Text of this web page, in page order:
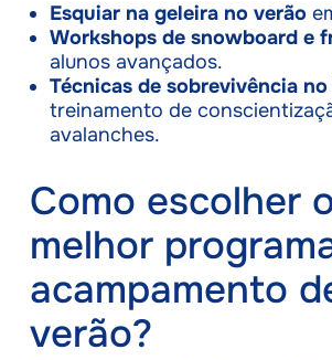
Esquiar na geleira no verão
Workshops de snowboard e
alunos avançados.
Técnicas de sobrevivência
treinamento de
avalanches.
Como escolher
melhor
acampamento
verão?